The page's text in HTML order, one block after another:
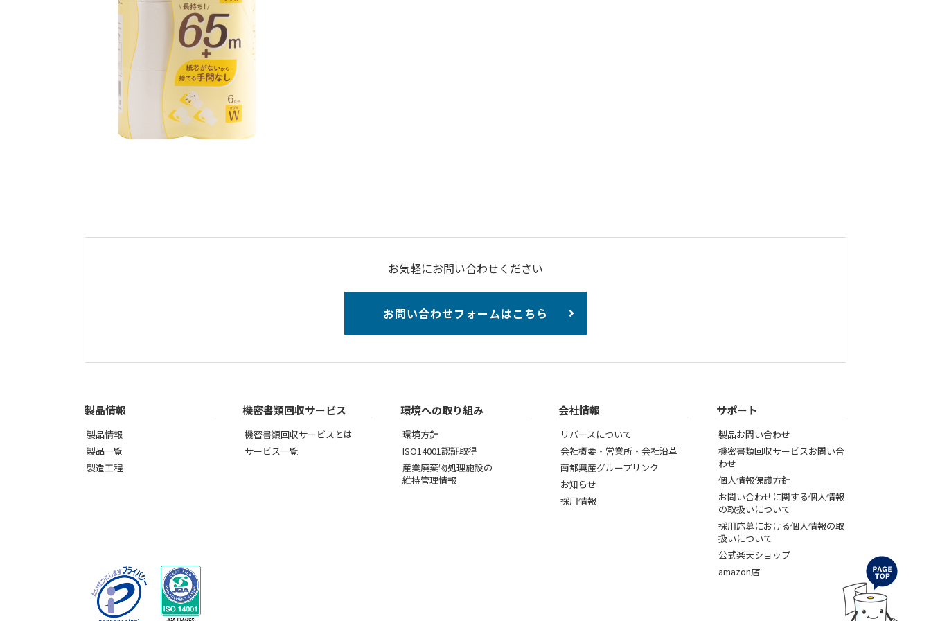
お気軽にお問い合わせください
お問い合わせフォームはこちら
製品情報
製品情報
製品一覧
製造工程
機密書類回収サービス
機密書類回収サービスとは
サービス一覧
環境への取り組み
環境方針
ISO14001認証取得
産業廃棄物処理施設の
維持管理情報
会社情報
リバースについて
会社概要・営業所・会社沿革
南都興産グループリンク
お知らせ
採用情報
サポート
製品お問い合わせ
機密書類回収サービスお問い合
わせ
個人情報保護方針
お問い合わせに関する個人情報
の取扱いについて
採用応募における個人情報の取
扱いについて
公式楽天ショップ
amazon店